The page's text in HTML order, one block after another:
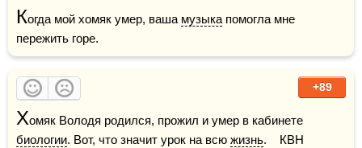
Когда мой хомяк умер, ваша музыка помогла мне
пережить горе.
+89
Х
биологии. Вот, что значит урок на всю жизнь.    КВН